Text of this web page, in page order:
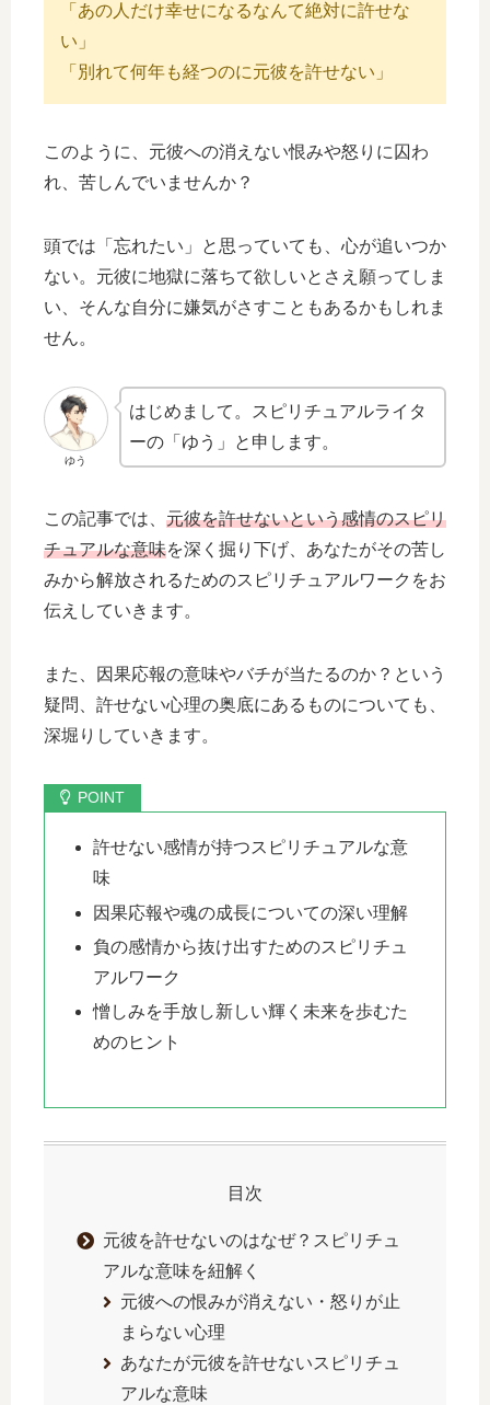
「あの人だけ幸せになるなんて絶対に許せな
い」
「別れて何年も経つのに元彼を許せない」
このように、元彼への消えない恨みや怒りに囚わ
れ、苦しんでいませんか？
頭では「忘れたい」と思っていても、心が追いつか
ない。元彼に地獄に落ちて欲しいとさえ願ってしま
い、そんな自分に嫌気がさすこともあるかもしれま
せん。
ゆう
はじめまして。スピリチュアルライタ
ーの「ゆう」と申します。
この記事では、 元彼を許せないという感情のスピリ
チュアルな意味を深く掘り下げ、あなたがその苦し
みから解放されるためのスピリチュアルワークをお
伝えしていきます。
また、因果応報の意味やバチが当たるのか？という
疑問、許せない心理の奥底にあるものについても、
深堀りしていきます。
許せない感情が持つスピリチュアルな意
味
因果応報や魂の成長についての深い理解
負の感情から抜け出すためのスピリチュ
アルワーク
憎しみを手放し新しい輝く未来を歩むた
めのヒント
目次
元彼を許せないのはなぜ？スピリチュ
アルな意味を紐解く
元彼への恨みが消えない・怒りが止
まらない心理
あなたが元彼を許せないスピリチュ
アルな意味